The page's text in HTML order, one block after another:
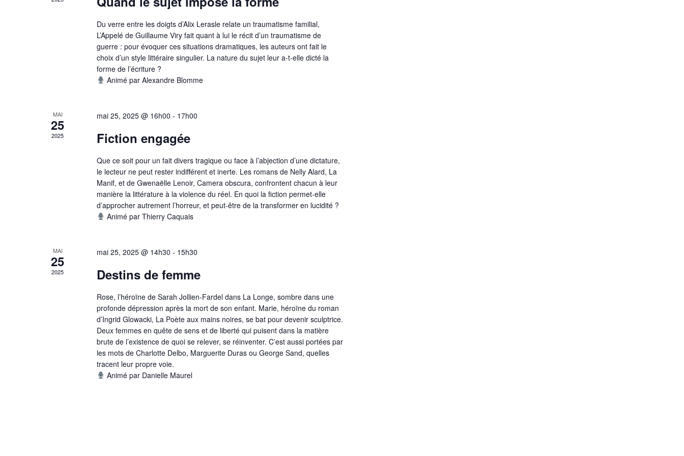
Du verre entre les doigts d’Alix Lerasle relate un traumatisme familial,
L’Appelé de Guillaume Viry fait quant à lui le récit d’un traumatisme de
guerre : pour évoquer ces situations dramatiques, les auteurs ont fait le
choix d’un style littéraire singulier. La nature du sujet leur a-t-elle dicté la
forme de l’écriture ?
Animé par Alexandre Blomme
MAI
25
2025
mai 25, 2025 @ 16h00 - 17h00
Fiction engagée
Que ce soit pour un fait divers tragique ou face à l’abjection d’une dictature,
le lecteur ne peut rester indifférent et inerte. Les romans de Nelly Alard, La
Manif, et de Gwenaëlle Lenoir, Camera obscura, confrontent chacun à leur
manière la littérature à la violence du réel. En quoi la fiction permet-elle
d’approcher autrement l’horreur, et peut-être de la transformer en lucidité ?
Animé par Thierry Caquais
MAI
25
2025
mai 25, 2025 @ 14h30 - 15h30
Destins de femme
Rose, l’héroïne de Sarah Jollien-Fardel dans La Longe, sombre dans une
profonde dépression après la mort de son enfant. Marie, héroïne du roman
d’Ingrid Glowacki, La Poète aux mains noires, se bat pour devenir sculptrice.
Deux femmes en quête de sens et de liberté qui puisent dans la matière
brute de l’existence de quoi se relever, se réinventer. C’est aussi portées par
les mots de Charlotte Delbo, Marguerite Duras ou George Sand, quelles
tracent leur propre voie.
Animé par Danielle Maurel